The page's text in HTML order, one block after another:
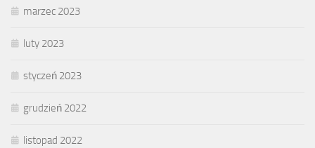
marzec 2023
luty 2023
styczeń 2023
grudzień 2022
listopad 2022